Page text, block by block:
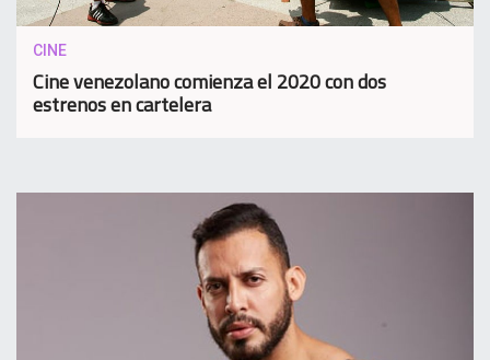
CINE
Cine venezolano comienza el 2020 con dos
estrenos en cartelera